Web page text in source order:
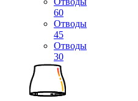
60
Отводы
45
Отводы
30